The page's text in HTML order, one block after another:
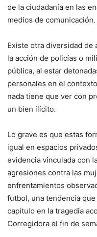
de la ciudadanía en las
medios de comunicación.
Existe otra diversidad de
la acción de policías o
pública, al estar
personales en el
nada tiene que ver con
un bien ilícito.
Lo grave es que estas
igual en espacios
evidencia vinculada con
agresiones contra las
enfrentamientos
futbol, una tendencia
capítulo en la tragedia
Corregidora el fin de